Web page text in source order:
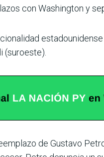
con Washington y
(suroeste).
de Gustavo